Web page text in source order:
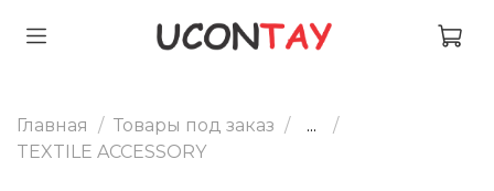
Главная Товары под заказ
...
TEXTILE ACCESSORY